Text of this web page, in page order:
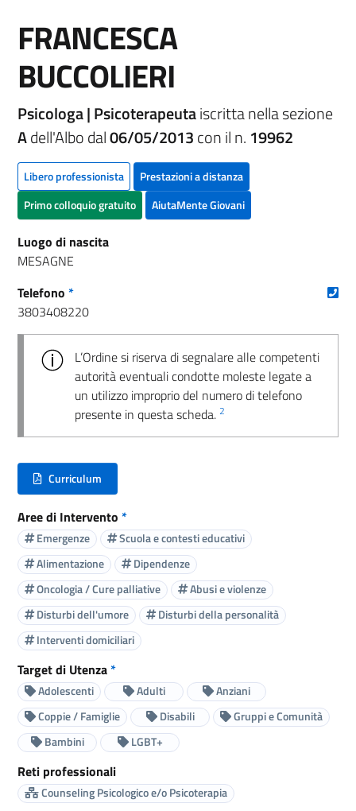
FRANCESCA
BUCCOLIERI
Psicologa | Psicoterapeutaiscritta nella sezione
Adell'Albo dal06/05/2013con il n. 19962
Libero professionista
Prestazioni a distanza
Primo colloquio gratuito
AiutaMente Giovani
Luogo di nascita
MESAGNE
Telefono *
3803408220
L’Ordine si riserva di segnalare alle competenti
autorità eventuali condotte moleste legate a
un utilizzo improprio del numero di telefono
presente in questa scheda. 2
Curriculum
(nuova scheda - new tab)
Aree di Intervento *
Emergenze
Scuola e contesti educativi
Alimentazione
Dipendenze
Oncologia / Cure palliative
Abusi e violenze
Disturbi dell'umore
Disturbi della personalità
Interventi domiciliari
Target di Utenza*
Adolescenti Adulti
Anziani
Coppie / Famiglie
Disabili
Gruppi e Comunità
Bambini
LGBT+
Reti professionali
Counseling Psicologico e/o Psicoterapia